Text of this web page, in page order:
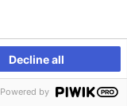
Decline all
Powered by